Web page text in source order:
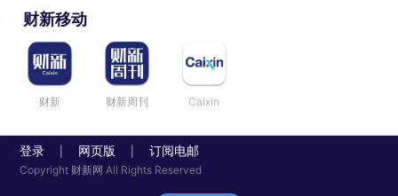
财新移动
财新 财新周刊 Caixin
登录 网页版 订阅电邮
Copyright 财新网 All Rights Reserved